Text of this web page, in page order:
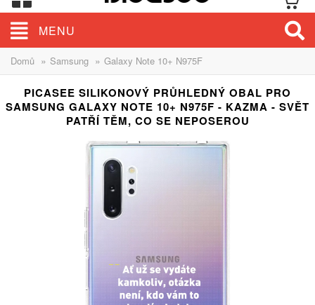
MENU
Domů » Samsung » Galaxy Note 10+ N975F
PICASEE SILIKONOVÝ PRŮHLEDNÝ OBAL PRO
SAMSUNG GALAXY NOTE 10+ N975F - KAZMA - SVĚT
PATŘÍ TĚM, CO SE NEPOSEROU